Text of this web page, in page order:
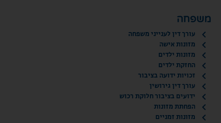
משפחה
עורך דין לענייני משפחה
מזונות אישה
מזונות ילדים
החזקת ילדים
זכויות ידועה בציבור
עורך דין גירושין
ידועים בציבור חלוקת רכוש
הפחתת מזונות
מזונות זמניים